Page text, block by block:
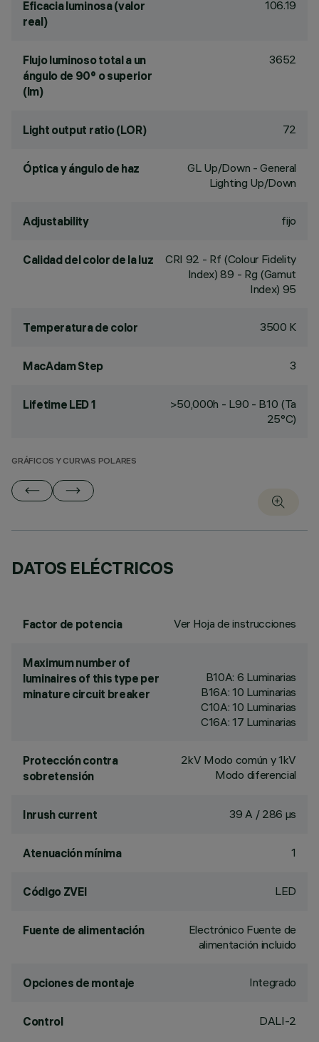
Eficacia luminosa (valor
real)
106.19
Flujo luminoso total a un
ángulo de 90° o superior
(lm)
3652
Light output ratio (LOR) 72
Óptica y ángulo de haz
GL Up/Down - General
Lighting Up/Down
Adjustability fijo
Calidad del color de la luz CRI 92 - Rf (Colour Fidelity
Index) 89 - Rg (Gamut
Index) 95
Temperatura de color 3500 K
MacAdam Step 3
Lifetime LED 1
>50,000h - L90 - B10 (Ta
25°C)
GRÁFICOS Y CURVAS POLARES
DATOS ELÉCTRICOS
Factor de potencia Ver Hoja de instrucciones
Maximum number of
luminaires of this type per
minature circuit breaker
B10A: 6 Luminarias
B16A: 10 Luminarias
C10A: 10 Luminarias
C16A: 17 Luminarias
Protección contra
sobretensión
2kV Modo común y 1kV
Modo diferencial
Inrush current 39 A / 286 µs
Atenuación mínima 1
Código ZVEI LED
Fuente de alimentación
Electrónico Fuente de
alimentación incluido
Opciones de montaje Integrado
Control DALI-2